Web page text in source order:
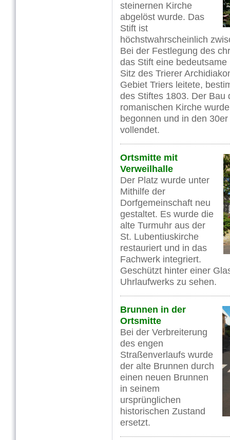
steinernen Kirche
abgelöst wurde. Das
Stift ist
höchstwahrscheinlich
Bei der Festlegung des
das Stift eine
Sitz des Trierer
Gebiet Triers leitete,
des Stiftes 1803. Der Bau
romanischen Kirche
begonnen und in den
vollendet.
Ortsmitte mit
Verweilhalle
Der Platz wurde unter
Mithilfe der
Dorfgemeinschaft neu
gestaltet. Es wurde die
alte Turmuhr aus der
St. Lubentiuskirche
restauriert und in das
Fachwerk integriert.
Geschützt hinter einer
Uhrlaufwerks zu sehen.
Brunnen in der
Ortsmitte
Bei der Verbreiterung
des engen
Straßenverlaufs wurde
der alte Brunnen durch
einen neuen Brunnen
in seinem
ursprünglichen
historischen Zustand
ersetzt.